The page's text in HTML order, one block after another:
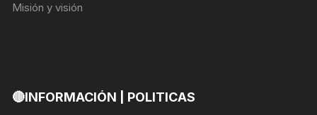
Misión y visión
🔴INFORMACIÓN | POLITICAS